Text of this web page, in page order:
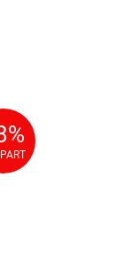
58%
GESPART